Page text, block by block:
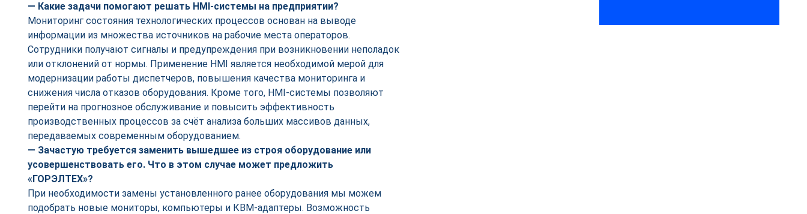
— Какие задачи помогают решать HMI-системы на предприятии?
Мониторинг состояния технологических процессов основан на выводе
информации из множества источников на рабочие места операторов.
Сотрудники получают сигналы и предупреждения при возникновении неполадок
или отклонений от нормы. Применение HMI является необходимой мерой для
модернизации работы диспетчеров, повышения качества мониторинга и
снижения числа отказов оборудования. Кроме того, HMI-системы позволяют
перейти на прогнозное обслуживание и повысить эффективность
производственных процессов за счёт анализа больших массивов данных,
передаваемых современным оборудованием.
— Зачастую требуется заменить вышедшее из строя оборудование или
усовершенствовать его. Что в этом случае может предложить
«ГОРЭЛТЕХ»?
При необходимости замены установленного ранее оборудования мы можем
подобрать новые мониторы, компьютеры и КВМ-адаптеры. Возможность